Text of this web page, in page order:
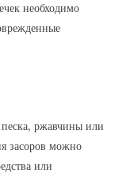
необходимо
ржавчины или
засоров можно
или